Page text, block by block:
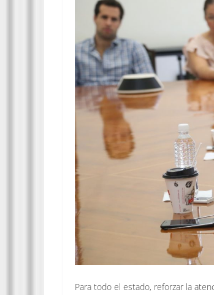
Para todo el estado, reforzar la